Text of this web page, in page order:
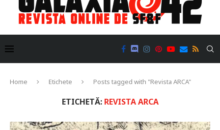
Home Etichete Posts tagged with "Revista ARCA"
ETICHETĂ: REVISTA ARCA